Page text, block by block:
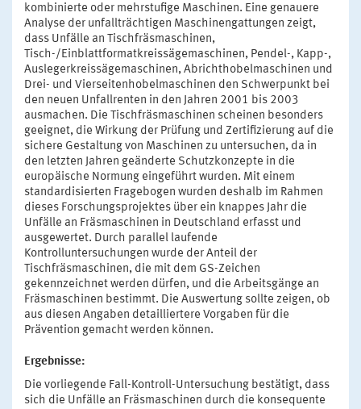
kombinierte oder mehrstufige Maschinen. Eine genauere
Analyse der unfallträchtigen Maschinengattungen zeigt,
dass Unfälle an Tischfräsmaschinen,
Tisch-/Einblattformatkreissägemaschinen, Pendel-, Kapp-,
Auslegerkreissägemaschinen, Abrichthobelmaschinen und
Drei- und Vierseitenhobelmaschinen den Schwerpunkt bei
den neuen Unfallrenten in den Jahren 2001 bis 2003
ausmachen. Die Tischfräsmaschinen scheinen besonders
geeignet, die Wirkung der Prüfung und Zertifizierung auf die
sichere Gestaltung von Maschinen zu untersuchen, da in
den letzten Jahren geänderte Schutzkonzepte in die
europäische Normung eingeführt wurden. Mit einem
standardisierten Fragebogen wurden deshalb im Rahmen
dieses Forschungsprojektes über ein knappes Jahr die
Unfälle an Fräsmaschinen in Deutschland erfasst und
ausgewertet. Durch parallel laufende
Kontrolluntersuchungen wurde der Anteil der
Tischfräsmaschinen, die mit dem GS-Zeichen
gekennzeichnet werden dürfen, und die Arbeitsgänge an
Fräsmaschinen bestimmt. Die Auswertung sollte zeigen, ob
aus diesen Angaben detailliertere Vorgaben für die
Prävention gemacht werden können.
Ergebnisse:
Die vorliegende Fall-Kontroll-Untersuchung bestätigt, dass
sich die Unfälle an Fräsmaschinen durch die konsequente